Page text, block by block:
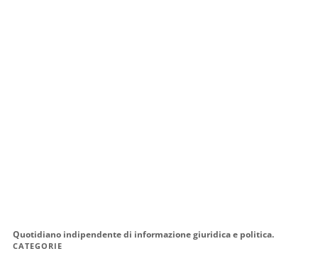
Quotidiano indipendente di informazione giuridica e politica.
CATEGORIE